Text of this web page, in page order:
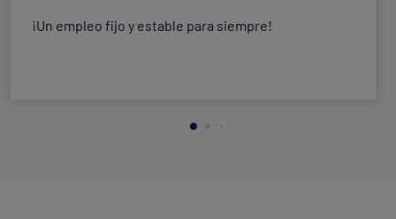
¡Un empleo fijo y estable para siempre!